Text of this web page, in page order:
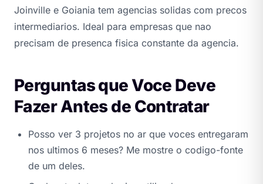
Joinville e Goiania tem agencias solidas com precos
intermediarios. Ideal para empresas que nao
precisam de presenca fisica constante da agencia.
Perguntas que Voce Deve
Fazer Antes de Contratar
Posso ver 3 projetos no ar que voces entregaram
nos ultimos 6 meses? Me mostre o codigo-fonte
de um deles.